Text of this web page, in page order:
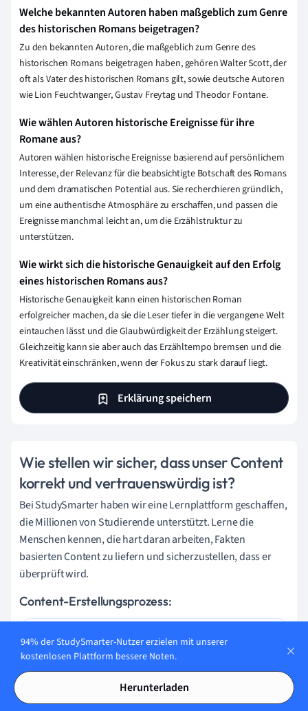
Welche bekannten Autoren haben maßgeblich zum Genre
des historischen Romans beigetragen?
Zu den bekannten Autoren, die maßgeblich zum Genre des
historischen Romans beigetragen haben, gehören Walter Scott, der
oft als Vater des historischen Romans gilt, sowie deutsche Autoren
wie Lion Feuchtwanger, Gustav Freytag und Theodor Fontane.
Wie wählen Autoren historische Ereignisse für ihre
Romane aus?
Autoren wählen historische Ereignisse basierend auf persönlichem
Interesse, der Relevanz für die beabsichtigte Botschaft des Romans
und dem dramatischen Potential aus. Sie recherchieren gründlich,
um eine authentische Atmosphäre zu erschaffen, und passen die
Ereignisse manchmal leicht an, um die Erzählstruktur zu
unterstützen.
Wie wirkt sich die historische Genauigkeit auf den Erfolg
eines historischen Romans aus?
Historische Genauigkeit kann einen historischen Roman
erfolgreicher machen, da sie die Leser tiefer in die vergangene Welt
eintauchen lässt und die Glaubwürdigkeit der Erzählung steigert.
Gleichzeitig kann sie aber auch das Erzähltempo bremsen und die
Kreativität einschränken, wenn der Fokus zu stark darauf liegt.
Erklärung speichern
Wie stellen wir sicher, dass unser Content
korrekt und vertrauenswürdig ist?
Bei StudySmarter haben wir eine Lernplattform geschaffen,
die Millionen von Studierende unterstützt. Lerne die
Menschen kennen, die hart daran arbeiten, Fakten
basierten Content zu liefern und sicherzustellen, dass er
überprüft wird.
Content-Erstellungsprozess:
Lily Hulatt
Digital Content Specialist
Lily Hulatt ist Digital Content Specialist mit über drei
94% der StudySmarter-Nutzer erzielen mit unserer
kostenlosen Plattform bessere Noten.
Herunterladen